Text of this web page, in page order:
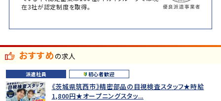
在3社が認定制度を取得。
おすすめの求人
派遣社員 初心者歓迎
《茨城県筑西市》精密部品の目視検査スタッフ★時給
1,800円★オープニングスタッ...